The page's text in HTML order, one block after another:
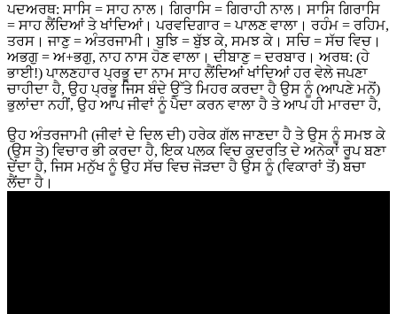
ਪਦਅਰਥ: ਸਾਸਿ = ਸਾਹ ਨਾਲ। ਗਿਰਾਸਿ = ਗਿਰਾਹੀ ਨਾਲ। ਸਾਸਿ ਗਿਰਾਸਿ
= ਸਾਹ ਲੈਂਦਿਆਂ ਤੇ ਖਾਂਦਿਆਂ। ਪਰਵਦਿਗਾਰ = ਪਾਲਣ ਵਾਲਾ। ਰਹੰਮ = ਰਹਿਮ,
ਤਰਸ। ਜਾਣੁ = ਅੰਤਰਜਾਮੀ। ਬੁਝਿ = ਬੁੱਝ ਕੇ, ਸਮਝ ਕੇ। ਸਚਿ = ਸੱਚ ਵਿਚ।
ਅਭਗੁ = ਅ+ਭਗੁ, ਨਾਹ ਨਾਸ ਹੋਣ ਵਾਲਾ। ਦੀਬਾਣੁ = ਦਰਬਾਰ। ਅਰਥ: (ਹੇ
ਭਾਈ!) ਪਾਲਣਹਾਰ ਪ੍ਰਭੂ ਦਾ ਨਾਮ ਸਾਹ ਲੈਂਦਿਆਂ ਖਾਂਦਿਆਂ ਹਰ ਵੇਲੇ ਜਪਣਾ
ਚਾਹੀਦਾ ਹੈ, ਉਹ ਪ੍ਰਭੂ ਜਿਸ ਬੰਦੇ ਉੱਤੇ ਮਿਹਰ ਕਰਦਾ ਹੈ ਉਸ ਨੂੰ (ਆਪਣੇ ਮਨੋਂ)
ਭੁਲਾਂਦਾ ਨਹੀਂ, ਉਹ ਆਪ ਜੀਵਾਂ ਨੂੰ ਪੈਦਾ ਕਰਨ ਵਾਲਾ ਹੈ ਤੇ ਆਪ ਹੀ ਮਾਰਦਾ ਹੈ,
ਉਹ ਅੰਤਰਜਾਮੀ (ਜੀਵਾਂ ਦੇ ਦਿਲ ਦੀ) ਹਰੇਕ ਗੱਲ ਜਾਣਦਾ ਹੈ ਤੇ ਉਸ ਨੂੰ ਸਮਝ ਕੇ
(ਉਸ ਤੇ) ਵਿਚਾਰ ਭੀ ਕਰਦਾ ਹੈ, ਇਕ ਪਲਕ ਵਿਚ ਕੁਦਰਤਿ ਦੇ ਅਨੇਕਾਂ ਰੂਪ ਬਣਾ
ਦੇਂਦਾ ਹੈ, ਜਿਸ ਮਨੁੱਖ ਨੂੰ ਉਹ ਸੱਚ ਵਿਚ ਜੋੜਦਾ ਹੈ ਉਸ ਨੂੰ (ਵਿਕਾਰਾਂ ਤੋਂ) ਬਚਾ
ਲੈਂਦਾ ਹੈ।